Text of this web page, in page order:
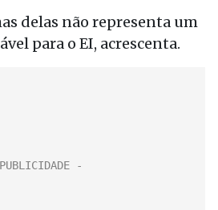
delas não representa um
para o EI, acrescenta.